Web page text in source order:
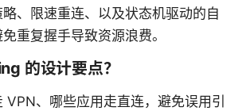
、限速重连、以及状态机驱动的自
重复握手导致资源浪费。
的设计要点？
VPN、哪些应用走直连，避免误用引